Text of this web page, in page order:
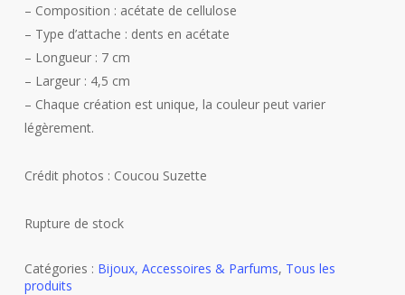
– Composition : acétate de cellulose
– Type d’attache : dents en acétate
– Longueur : 7 cm
– Largeur : 4,5 cm
– Chaque création est unique, la couleur peut varier
légèrement.
Crédit photos : Coucou Suzette
Rupture de stock
Catégories : Bijoux, Accessoires & Parfums, Tous les
produits